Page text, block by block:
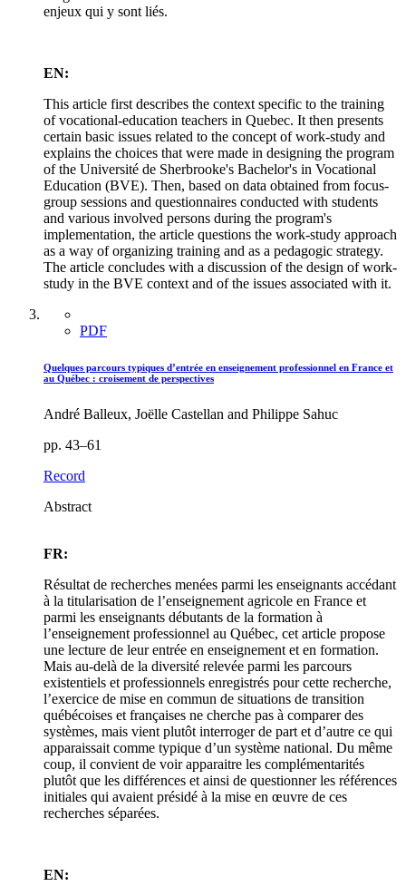
enjeux qui y sont liés.
EN:
This article first describes the context specific to the training
of vocational-education teachers in Quebec. It then presents
certain basic issues related to the concept of work-study and
explains the choices that were made in designing the program
of the Université de Sherbrooke's Bachelor's in Vocational
Education (BVE). Then, based on data obtained from focus-
group sessions and questionnaires conducted with students
and various involved persons during the program's
implementation, the article questions the work-study approach
as a way of organizing training and as a pedagogic strategy.
The article concludes with a discussion of the design of work-
study in the BVE context and of the issues associated with it.
PDF
Quelques parcours typiques d’entrée en enseignement professionnel en France et
au Québec : croisement de perspectives
André Balleux, Joëlle Castellan and Philippe Sahuc
pp. 43–61
Record
Abstract
FR:
Résultat de recherches menées parmi les enseignants accédant
à la titularisation de l’enseignement agricole en France et
parmi les enseignants débutants de la formation à
l’enseignement professionnel au Québec, cet article propose
une lecture de leur entrée en enseignement et en formation.
Mais au-delà de la diversité relevée parmi les parcours
existentiels et professionnels enregistrés pour cette recherche,
l’exercice de mise en commun de situations de transition
québécoises et françaises ne cherche pas à comparer des
systèmes, mais vient plutôt interroger de part et d’autre ce qui
apparaissait comme typique d’un système national. Du même
coup, il convient de voir apparaitre les complémentarités
plutôt que les différences et ainsi de questionner les références
initiales qui avaient présidé à la mise en œuvre de ces
recherches séparées.
EN: